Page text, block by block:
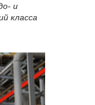
и
класса